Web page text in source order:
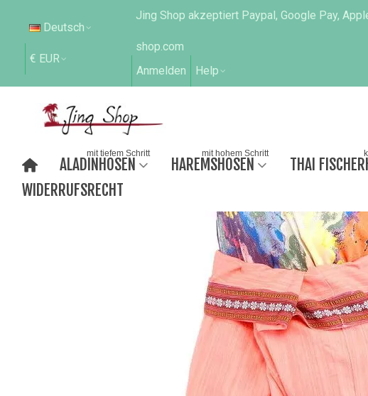
Deutsch
€ EUR
Jing Shop akzeptiert Paypal, Google Pay,
shop.com
Anmelden
Help
ALADINHOSEN
mit tiefem Schritt
HAREMSHOSEN
mit hohem Schritt
THAI
WIDERRUFSRECHT